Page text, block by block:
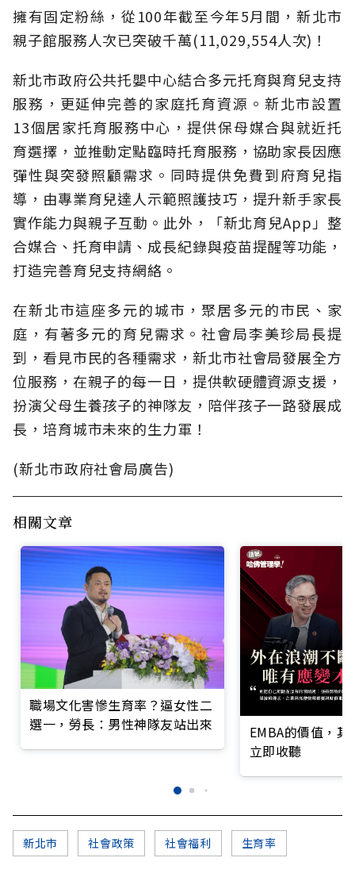
擁有固定粉絲，從100年截至今年5月間，新北市
親子館服務人次已突破千萬(11,029,554人次)！
新北市政府公共托嬰中心結合多元托育與育兒支持
服務，更延伸完善的家庭托育資源。新北市設置
13個居家托育服務中心，提供保母媒合與就近托
育選擇，並推動定點臨時托育服務，協助家長因應
彈性與突發照顧需求。同時提供免費到府育兒指
導，由專業育兒達人示範照護技巧，提升新手家長
實作能力與親子互動。此外，「新北育兒App」整
合媒合、托育申請、成長紀錄與疫苗提醒等功能，
打造完善育兒支持網絡。
在新北市這座多元的城市，聚居多元的市民、家
庭，有著多元的育兒需求。社會局李美珍局長提
到，看見市民的各種需求，新北市社會局發展全方
位服務，在親子的每一日，提供軟硬體資源支援，
扮演父母生養孩子的神隊友，陪伴孩子一路發展成
長，培育城市未來的生力軍！
(新北市政府社會局廣告)
相關文章
職場文化害慘生育率？逼女性二
選一，勞長：男性神隊友站出來
EMBA的價值，
立即收聽
新北市 社會政策 社會福利 生育率